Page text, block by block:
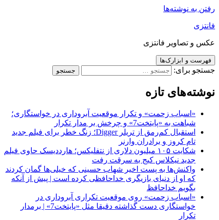
رفتن به نوشته‌ها
فانتزی
عکس و تصاویر فانتزی
فهرست و ابزارک‌ها
جستجو برای:
نوشته‌های تازه
«اسباب زحمت» و تکرار موقعیت آبروداری در خواستگاری؛
شباهت به «پایتخت7» و چرخش بر مدار تکرار
استقبال کم‌رمق از تریلر Digger؛ زنگ خطر برای فیلم جدید
تام کروز و برادران وارنر
شکایت ۱۰۵ میلیون دلاری از نتفلیکس؛ هارددیسک حاوی فیلم
جدید نیکلاس کیج به سرقت رفت
واکنش‌ها به پست اخیر شهاب حسینی که خیلی‌ها گمان کردند
که او از دنیای بازیگری خداحافظی کرده است | پیش از آنکه
بگویم خداحافظ
«اسباب زحمت» روی موقعیت تکراری آبروداری در
خواستگاری دست گذاشته دقیقا مثل «پایتخت7» | برمدار
تکرار